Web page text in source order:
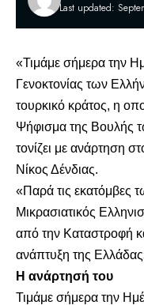
Last updated:
«Τιμάμε σήμερα την
Γενοκτονίας των
τουρκικό κράτος, η
Ψήφισμα της Βουλής
τονίζει με ανάρτηση
Νίκος Δένδιας.
«Παρά τις εκατόμβες
Μικρασιατικός
από την Καταστροφή
ανάπτυξη της
Η ανάρτησή του
Τιμάμε σήμερα την